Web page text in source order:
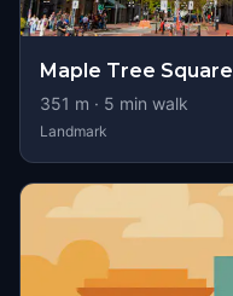
Maple Tree Square
351 m · 5 min walk
Landmark